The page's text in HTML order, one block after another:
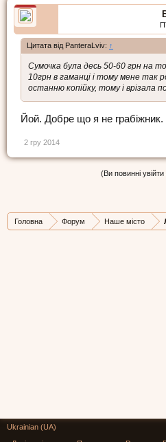
Цитата від PanteraLviv: ↑
Сумочка була десь 50-60 грн на
10грн в гаманці і тому мене так
останню копійку, тому і врізала
Йой. Добре що я не грабіжник.
2 гру 2014
(Ви повинні
Головна Форум Наше місто
Ukrainian (UA)